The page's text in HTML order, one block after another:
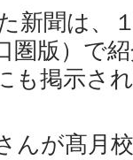
新聞は、
圏版）で
も掲示さ
んが髙月